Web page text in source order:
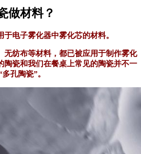
做材料？
于电子雾化器中雾化芯的材料。
无纺布等材料，都已被应用于制作雾化
陶瓷和我们在餐桌上常见的陶瓷并不一
孔陶瓷”。